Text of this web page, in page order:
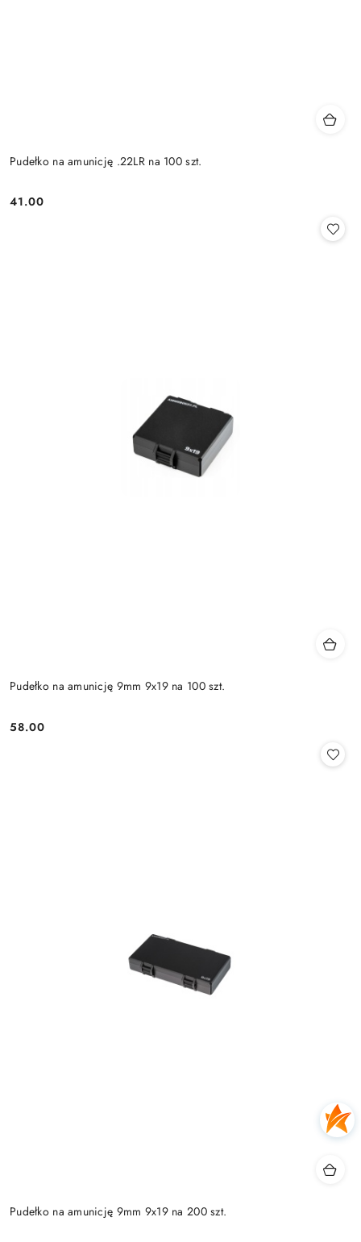
Pudełko na amunicję .22LR na 100 szt.
Cena:
41.00
Pudełko na amunicję 9mm 9x19 na 100 szt.
Cena:
58.00
Pudełko na amunicję 9mm 9x19 na 200 szt.